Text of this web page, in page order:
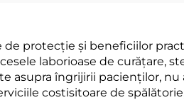
protecție și beneficiilor
laborioase de curățare,
asupra îngrijirii pacienților, nu
costisitoare de